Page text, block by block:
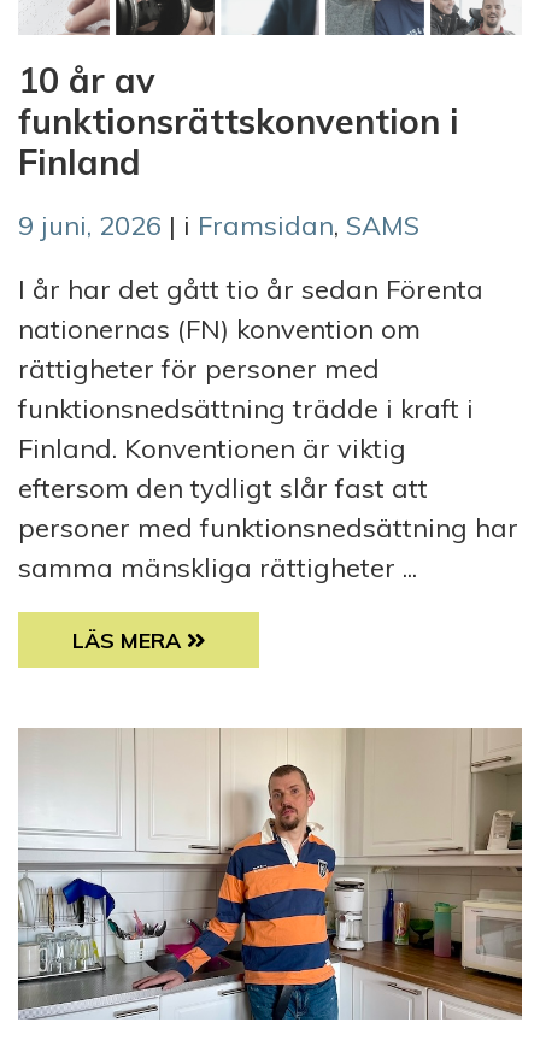
10 år av
funktionsrättskonvention i
Finland
9 juni, 2026 | i Framsidan, SAMS
I år har det gått tio år sedan Förenta
nationernas (FN) konvention om
rättigheter för personer med
funktionsnedsättning trädde i kraft i
Finland. Konventionen är viktig
eftersom den tydligt slår fast att
personer med funktionsnedsättning har
samma mänskliga rättigheter ...
10 ÅR AV FUNKTIONSRÄTTSKONVENTION I
LÄS MERA